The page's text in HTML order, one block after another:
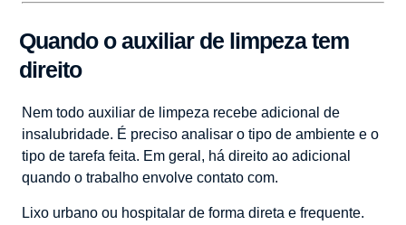
Quando o auxiliar de limpeza tem
direito
Nem todo auxiliar de limpeza recebe adicional de
insalubridade. É preciso analisar o tipo de ambiente e o
tipo de tarefa feita. Em geral, há direito ao adicional
quando o trabalho envolve contato com.
Lixo urbano ou hospitalar de forma direta e frequente.